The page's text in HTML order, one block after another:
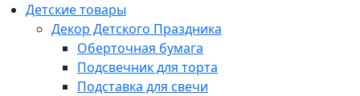
Детские товары
Декор Детского Праздника
Оберточная бумага
Подсвечник для торта
Подставка для свечи